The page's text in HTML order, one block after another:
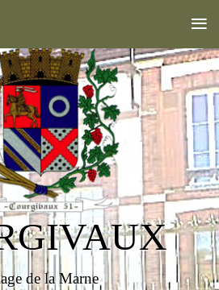
de la Marne
≡